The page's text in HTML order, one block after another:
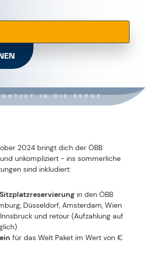
IN DIE BERGE
2024 bringt dich der ÖBB
unkompliziert - ins sommerliche
sind inkludiert:
in den ÖBB
Düsseldorf, Amsterdam, Wien
und retour (Aufzahlung auf
für das Welt Paket im Wert von €